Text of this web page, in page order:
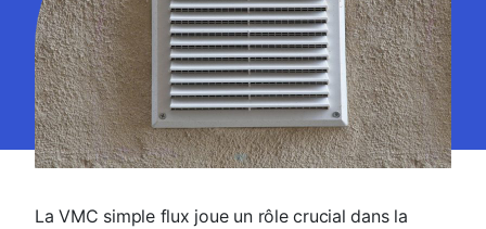
La VMC simple flux joue un rôle crucial dans la